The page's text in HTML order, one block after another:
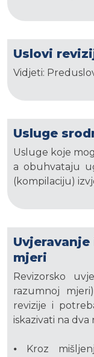
Uslovi
Vidjeti:
Usluge
Usluge koje
a obuhvataju
(kompilaciju)
mjeri
Revizorsko
razumnoj
revizije i
iskazivati na dva
⦁ Kroz